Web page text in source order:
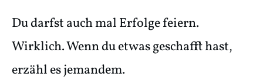
Du darfst auch mal Erfolge feiern.
Wirklich. Wenn du etwas geschafft hast,
erzähl es jemandem.